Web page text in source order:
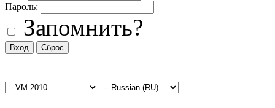
Пароль:
Запомнить?